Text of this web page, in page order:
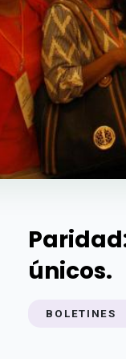
únicos.
BOLETINES